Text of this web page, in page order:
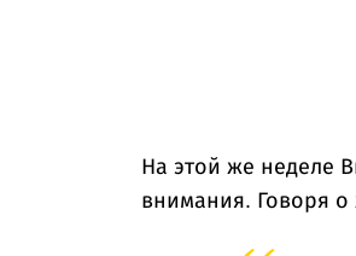
На этой же неделе
внимания. Говоря